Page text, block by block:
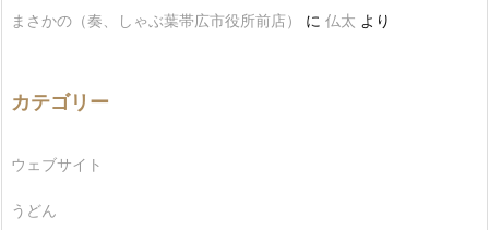
まさかの（奏、しゃぶ葉帯広市役所前店）
に 仏太 より
カテゴリー
ウェブサイト
うどん